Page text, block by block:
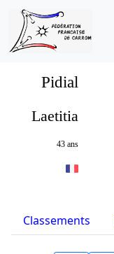
Pidial
Laetitia
43 ans
Classements